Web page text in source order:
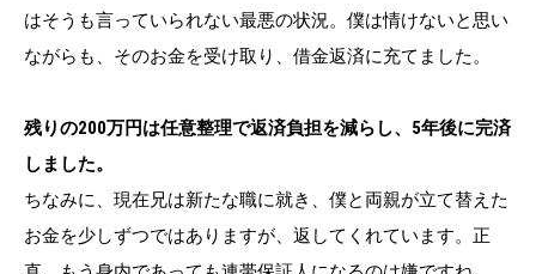
はそうも言っていられない最悪の状況。僕は情けないと思い
ながらも、そのお金を受け取り、借金返済に充てました。
残りの200万円は任意整理で返済負担を減らし、5年後に完済
しました。
ちなみに、現在兄は新たな職に就き、僕と両親が立て替えた
お金を少しずつではありますが、返してくれています。正